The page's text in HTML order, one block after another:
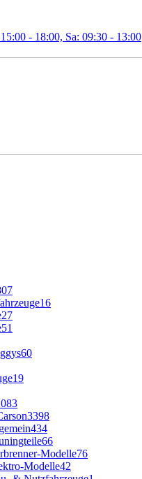
- 18:00, Sa: 09:30 - 13:00
16
27
51
60
19
3398
434
66
Modelle76
Modelle42